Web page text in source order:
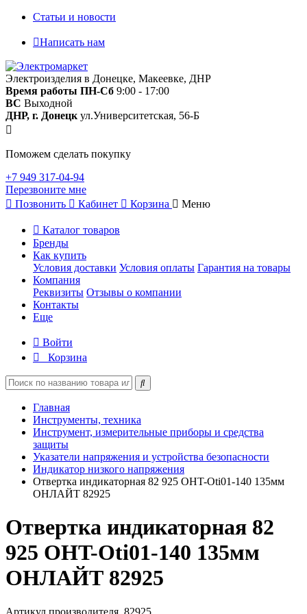
Статьи и новости
Написать нам
Электроизделия в Донецке, Макеевке, ДНР
Время работы ПН-Сб 9:00 - 17:00
ВС Выходной
ДНР, г. Донецк ул.Университетская, 56-Б
Поможем сделать покупку
+7 949 317-04-94
Перезвоните мне
Позвонить
Кабинет Корзина Меню
Каталог товаров
Бренды
Как купить
Условия доставки Условия оплаты Гарантия на товары
Компания
Реквизиты Отзывы о компании
Контакты
Еще
Войти
Корзина
Главная
Инструменты, техника
Инструмент, измерительные приборы и средства
защиты
Указатели напряжения и устройства безопасности
Индикатор низкого напряжения
Отвертка индикаторная 82 925 OHT-Oti01-140 135мм
ОНЛАЙТ 82925
Отвертка индикаторная 82
925 OHT-Oti01-140 135мм
ОНЛАЙТ 82925
Артикул производителя 82925